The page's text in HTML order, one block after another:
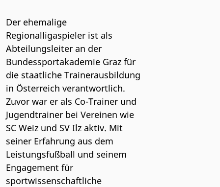
Der ehemalige
Regionalligaspieler ist als
Abteilungsleiter an der
Bundessportakademie Graz für
die staatliche Trainerausbildung
in Österreich verantwortlich.
Zuvor war er als Co-Trainer und
Jugendtrainer bei Vereinen wie
SC Weiz und SV Ilz aktiv. Mit
seiner Erfahrung aus dem
Leistungsfußball und seinem
Engagement für
sportwissenschaftliche